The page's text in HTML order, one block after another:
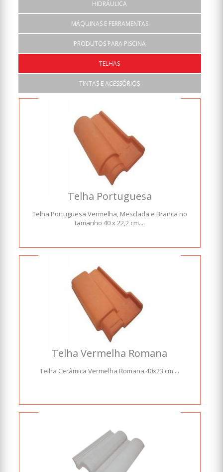
HIDRÁULICA
MÁQUINAS E FERRAMENTAS
PRODUTOS PARA PISCINA
TELHAS
TINTAS E ACESSÓRIOS
Telha Portuguesa
Telha Portuguesa Vermelha, Mesclada e Branca no
tamanho 40 x 22,2 cm....
Telha Vermelha Romana
Telha Cerâmica Vermelha Romana 40x23 cm....